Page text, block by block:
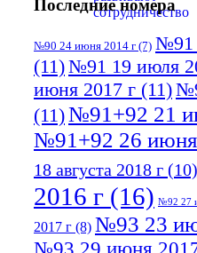
Последние номера
№90 24 июня 2014 г (7) №91
(11)№91 19 июля
июня 2017 г (11)
(11)№91+92 21
№91+92 26
18 августа 2018 г (10)
2016 г (16) №92 27
2017 г (8) №93 23